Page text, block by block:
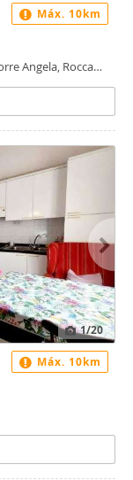
Angela, Rocca
Máx. 10km
1/20
Máx. 10km